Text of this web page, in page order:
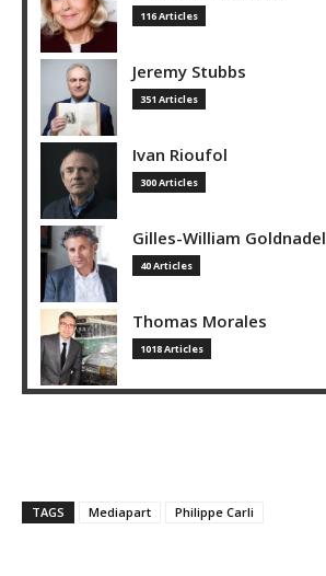
116 Articles
Jeremy Stubbs
351 Articles
Ivan Rioufol
300 Articles
Gilles-William Goldnadel
40 Articles
Thomas Morales
1018 Articles
TAGS Mediapart Philippe Carli